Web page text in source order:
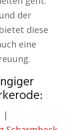
der
diese
eine
|